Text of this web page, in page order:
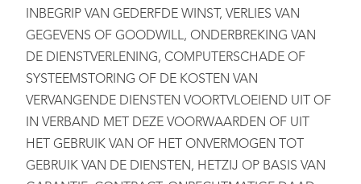
INBEGRIP VAN GEDERFDE WINST, VERLIES VAN
GEGEVENS OF GOODWILL, ONDERBREKING VAN
DE DIENSTVERLENING, COMPUTERSCHADE OF
SYSTEEMSTORING OF DE KOSTEN VAN
VERVANGENDE DIENSTEN VOORTVLOEIEND UIT OF
IN VERBAND MET DEZE VOORWAARDEN OF UIT
HET GEBRUIK VAN OF HET ONVERMOGEN TOT
GEBRUIK VAN DE DIENSTEN, HETZIJ OP BASIS VAN